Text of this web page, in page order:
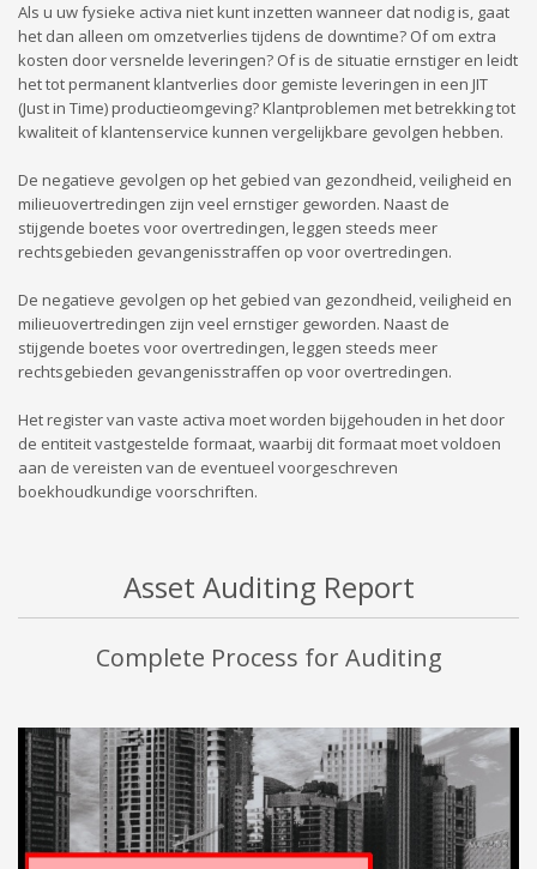
Als u uw fysieke activa niet kunt inzetten wanneer dat nodig is, gaat
het dan alleen om omzetverlies tijdens de downtime? Of om extra
kosten door versnelde leveringen? Of is de situatie ernstiger en leidt
het tot permanent klantverlies door gemiste leveringen in een JIT
(Just in Time) productieomgeving? Klantproblemen met betrekking tot
kwaliteit of klantenservice kunnen vergelijkbare gevolgen hebben.
De negatieve gevolgen op het gebied van gezondheid, veiligheid en
milieuovertredingen zijn veel ernstiger geworden. Naast de
stijgende boetes voor overtredingen, leggen steeds meer
rechtsgebieden gevangenisstraffen op voor overtredingen.
De negatieve gevolgen op het gebied van gezondheid, veiligheid en
milieuovertredingen zijn veel ernstiger geworden. Naast de
stijgende boetes voor overtredingen, leggen steeds meer
rechtsgebieden gevangenisstraffen op voor overtredingen.
Het register van vaste activa moet worden bijgehouden in het door
de entiteit vastgestelde formaat, waarbij dit formaat moet voldoen
aan de vereisten van de eventueel voorgeschreven
boekhoudkundige voorschriften.
Asset Auditing Report
Complete Process for Auditing